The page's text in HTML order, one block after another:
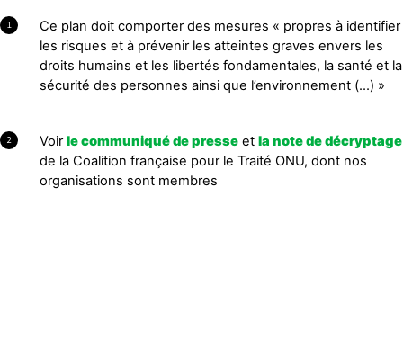
1
Ce plan doit comporter des mesures « propres à identifier
les risques et à prévenir les atteintes graves envers les
droits humains et les libertés fondamentales, la santé et la
sécurité des personnes ainsi que l’environnement (…) »
2 Voirle communiqué de presse etla note de décryptage
de la Coalition française pour le Traité ONU, dont nos
organisations sont membres